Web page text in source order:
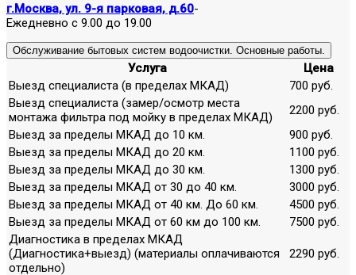
г.Москва, ул. 9-я парковая, д.60-
Ежедневно с 9.00 до 19.00
Обслуживание бытовых систем водоочистки. Основные работы.
Услуга
Цена
Выезд специалиста (в пределах МКАД)
700 руб.
Выезд специалиста (замер/осмотр места
монтажа фильтра под мойку в пределах МКАД)
2200 руб.
Выезд за пределы МКАД до 10 км.
900 руб.
Выезд за пределы МКАД до 20 км.
1100 руб.
Выезд за пределы МКАД до 30 км.
1300 руб.
Выезд за пределы МКАД от 30 до 40 км.
3000 руб.
Выезд за пределы МКАД от 40 км. До 60 км.
4500 руб.
Выезд за пределы МКАД от 60 км до 100 км.
7500 руб.
Диагностика в пределах МКАД
(Диагностика+выезд) (материалы оплачиваются
отдельно)
2290 руб.